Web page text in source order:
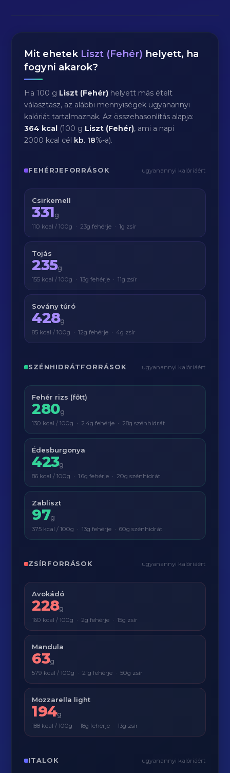
Mit ehetek Liszt (Fehér) helyett, ha
fogyni akarok?
Ha 100 g Liszt (Fehér) helyett más ételt
választasz, az alábbi mennyiségek ugyanannyi
kalóriát tartalmaznak. Az összehasonlítás alapja:
364 kcal (100 g Liszt (Fehér), ami a napi
2000 kcal cél kb. 18%-a).
FEHÉRJEFORRÁSOK ugyanannyi kalóriáért
Csirkemell
331g
110 kcal / 100g · 23g fehérje · 1g zsír
Tojás
235g
155 kcal / 100g · 13g fehérje · 11g zsír
Sovány túró
428g
85 kcal / 100g · 12g fehérje · 4g zsír
SZÉNHIDRÁTFORRÁSOK ugyanannyi kalóriáért
Fehér rizs (főtt)
280g
130 kcal / 100g · 2.4g fehérje · 28g szénhidrát
Édesburgonya
423g
86 kcal / 100g · 1.6g fehérje · 20g szénhidrát
Zabliszt
97g
375 kcal / 100g · 13g fehérje · 60g szénhidrát
ZSÍRFORRÁSOK ugyanannyi kalóriáért
Avokádó
228g
160 kcal / 100g · 2g fehérje · 15g zsír
Mandula
63g
579 kcal / 100g · 21g fehérje · 50g zsír
Mozzarella light
194g
188 kcal / 100g · 18g fehérje · 13g zsír
ITALOK ugyanannyi kalóriáért